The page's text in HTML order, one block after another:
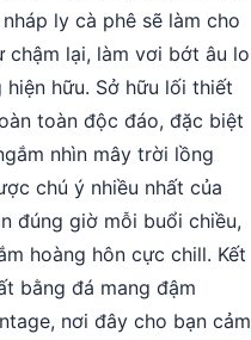
ly cà phê sẽ làm cho
chậm lại, làm vơi bớt âu lo
hiện hữu. Sở hữu lối thiết
toàn độc đáo, đặc biệt
nhìn mây trời lồng
chú ý nhiều nhất của
đúng giờ mỗi buổi chiều,
hoàng hôn cực chill. Kết
bằng đá mang đậm
nơi đây cho bạn cảm